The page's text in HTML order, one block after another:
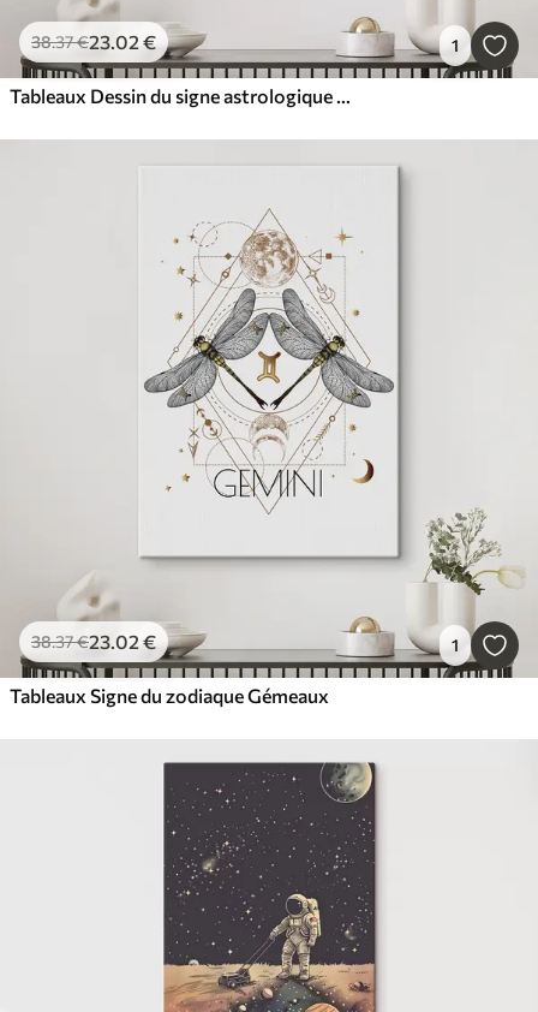
38.37€23.02€ 1
Tableaux Dessin du signe astrologique de la Balance
38.37€23.02€ 1
Tableaux Signe du zodiaque Gémeaux